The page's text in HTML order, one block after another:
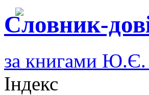
Словник-
за книгами
Індекс